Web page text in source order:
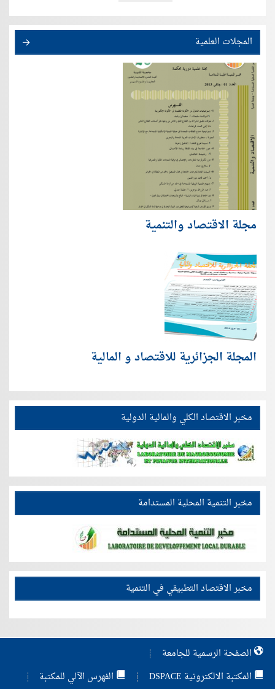
المجلات العلمية
مجلة الاقتصاد والتنمية
المجلة الجزائرية للاقتصاد و المالية
مخبر الاقتصاد الكلي والمالية الدولية
مخبر التنمية المحلية المستدامة
مخبر الاقتصاد التطبيقي في التنمية
الصفحة الرسمية للجامعة
المكتبة الالكترونية DSPACE
الفهرس الآلي للمكتبة